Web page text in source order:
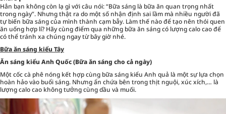
Hẳn bạn không còn lạ gì với câu nói: “Bữa sáng là bữa ăn quan trọng nhất
trong ngày”. Nhưng thật ra do một số nhận định sai lầm mà nhiều người đã
tự biến bữa sáng của mình thành cạm bẫy. Làm thế nào để tạo nên thói quen
ăn uống hợp lí? Hãy cùng điểm qua những bữa ăn sáng có lượng calo cao để
có thể tránh xa chúng ngay từ bây giờ nhé.
Bữa ăn sáng kiểu Tây
Ăn sáng kiểu Anh Quốc (Bữa ăn sáng cho cả ngày)
Một cốc cà phê nóng kết hợp cùng bữa sáng kiểu Anh quả là một sự lựa chọn
hoàn hảo vào buổi sáng. Nhưng ẩn chứa bên trong thịt nguội, xúc xích,… là
lượng calo cao không tưởng cùng dầu và muối.